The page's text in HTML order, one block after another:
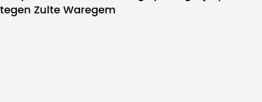
tegen Zulte Waregem